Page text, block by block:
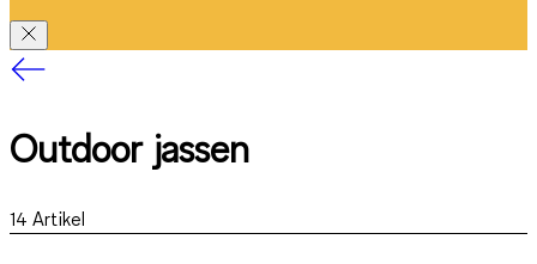
Outdoor jassen
14 Artikel